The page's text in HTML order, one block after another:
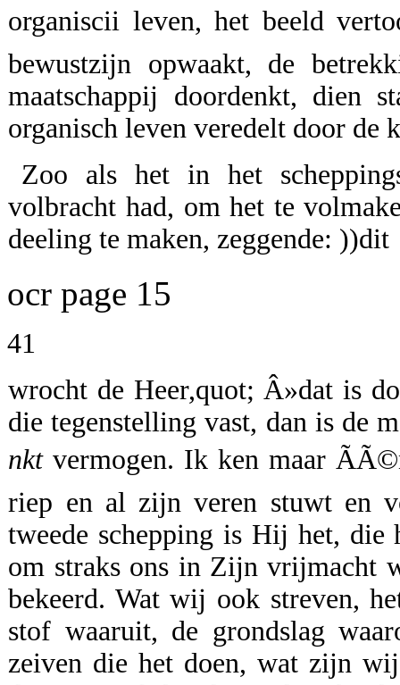
organiscii leven, het beeld
bewustzijn opwaakt, de
maatschappij doordenkt, dien
organisch leven veredelt door de
Zoo als het in het
volbracht had, om het te
deeling te maken, zeggende: ))dit
ocr page 15
41
wrocht de Heer,quot; Â»dat is
die tegenstelling vast, dan is de
nktvermogen. Ik ken maar
riep en al zijn veren stuwt en
tweede schepping is Hij het, die
om straks ons in Zijn vrijmacht
bekeerd. Wat wij ook streven,
stof waaruit, de grondslag
zeiven die het doen, wat zijn